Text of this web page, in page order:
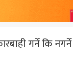
गर्ने कि